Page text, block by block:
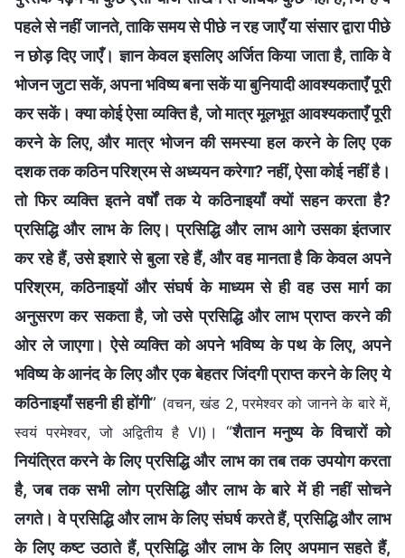
पहले से नहीं जानते, ताकि समय से पीछे न रह जाएँ या संसार द्वारा पीछे
न छोड़ दिए जाएँ। ज्ञान केवल इसलिए अर्जित किया जाता है, ताकि वे
भोजन जुटा सकें, अपना भविष्य बना सकें या बुनियादी आवश्यकताएँ पूरी
कर सकें। क्या कोई ऐसा व्यक्ति है, जो मात्र मूलभूत आवश्यकताएँ पूरी
करने के लिए, और मात्र भोजन की समस्या हल करने के लिए एक
दशक तक कठिन परिश्रम से अध्ययन करेगा? नहीं, ऐसा कोई नहीं है।
तो फिर व्‍यक्ति इतने वर्षों तक ये कठिनाइयाँ क्‍यों सहन करता है?
प्रसिद्धि और लाभ के लिए। प्रसिद्धि और लाभ आगे उसका इंतजार
कर रहे हैं, उसे इशारे से बुला रहे हैं, और वह मानता है कि केवल अपने
परिश्रम, कठिनाइयों और संघर्ष के माध्यम से ही वह उस मार्ग का
अनुसरण कर सकता है, जो उसे प्रसिद्धि और लाभ प्राप्त करने की
ओर ले जाएगा। ऐसे व्यक्ति को अपने भविष्य के पथ के लिए, अपने
भविष्य के आनंद के लिए और एक बेहतर जिंदगी प्राप्त करने के लिए ये
कठिनाइयाँ सहनी ही होंगी” (वचन, खंड 2, परमेश्वर को जानने के बारे में,
स्वयं परमेश्वर, जो अद्वितीय है VI) । “शैतान मनुष्य के विचारों को
नियंत्रित करने के लिए प्रसिद्धि और लाभ का तब तक उपयोग करता
है, जब तक सभी लोग प्रसिद्धि और लाभ के बारे में ही नहीं सोचने
लगते। वे प्रसिद्धि और लाभ के लिए संघर्ष करते हैं, प्रसिद्धि और लाभ
के लिए कष्ट उठाते हैं, प्रसिद्धि और लाभ के लिए अपमान सहते हैं,